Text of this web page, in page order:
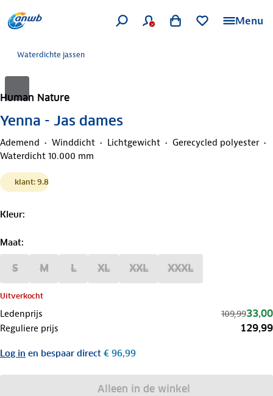
Menu
Waterdichte jassen
Human Nature
Yenna - Jas dames
Ademend Winddicht Lichtgewicht
Gerecycled polyester
Waterdicht 10.000 mm
klant: 9.8
Kleur:
Maat:
S M L XL XXL XXXL
Uitverkocht
Ledenprijs 109,9933,00
Reguliere prijs 129,99
Log in en bespaar direct € 96,99
Alleen in de winkel